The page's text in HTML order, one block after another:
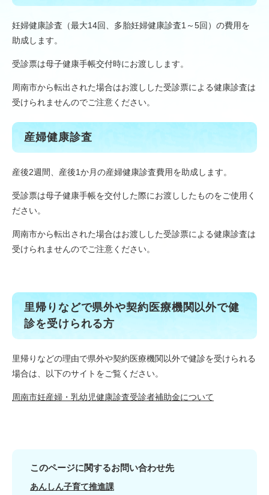
妊婦健康診査（最大14回、多胎妊婦健康診査1～5回）の費用を
助成します。
受診票は母子健康手帳交付時にお渡しします。
周南市から転出された場合はお渡しした受診票による健康診査は
受けられませんのでご注意ください。
産婦健康診査
産後2週間、産後1か月の産婦健康診査費用を助成します。
受診票は母子健康手帳を交付した際にお渡ししたものをご使用く
ださい。
周南市から転出された場合はお渡しした受診票による健康診査は
受けられませんのでご注意ください。
里帰りなどで県外や契約医療機関以外で健
診を受けられる方
里帰りなどの理由で県外や契約医療機関以外で健診を受けられる
場合は、以下のサイトをご覧ください。
周南市妊産婦・乳幼児健康診査受診者補助金について
このページに関するお問い合わせ先
あんしん子育て推進課